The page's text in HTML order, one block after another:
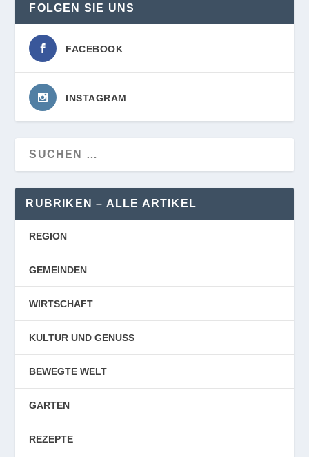
FOLGEN SIE UNS
FACEBOOK
INSTAGRAM
RUBRIKEN – ALLE ARTIKEL
REGION
GEMEINDEN
WIRTSCHAFT
KULTUR UND GENUSS
BEWEGTE WELT
GARTEN
REZEPTE